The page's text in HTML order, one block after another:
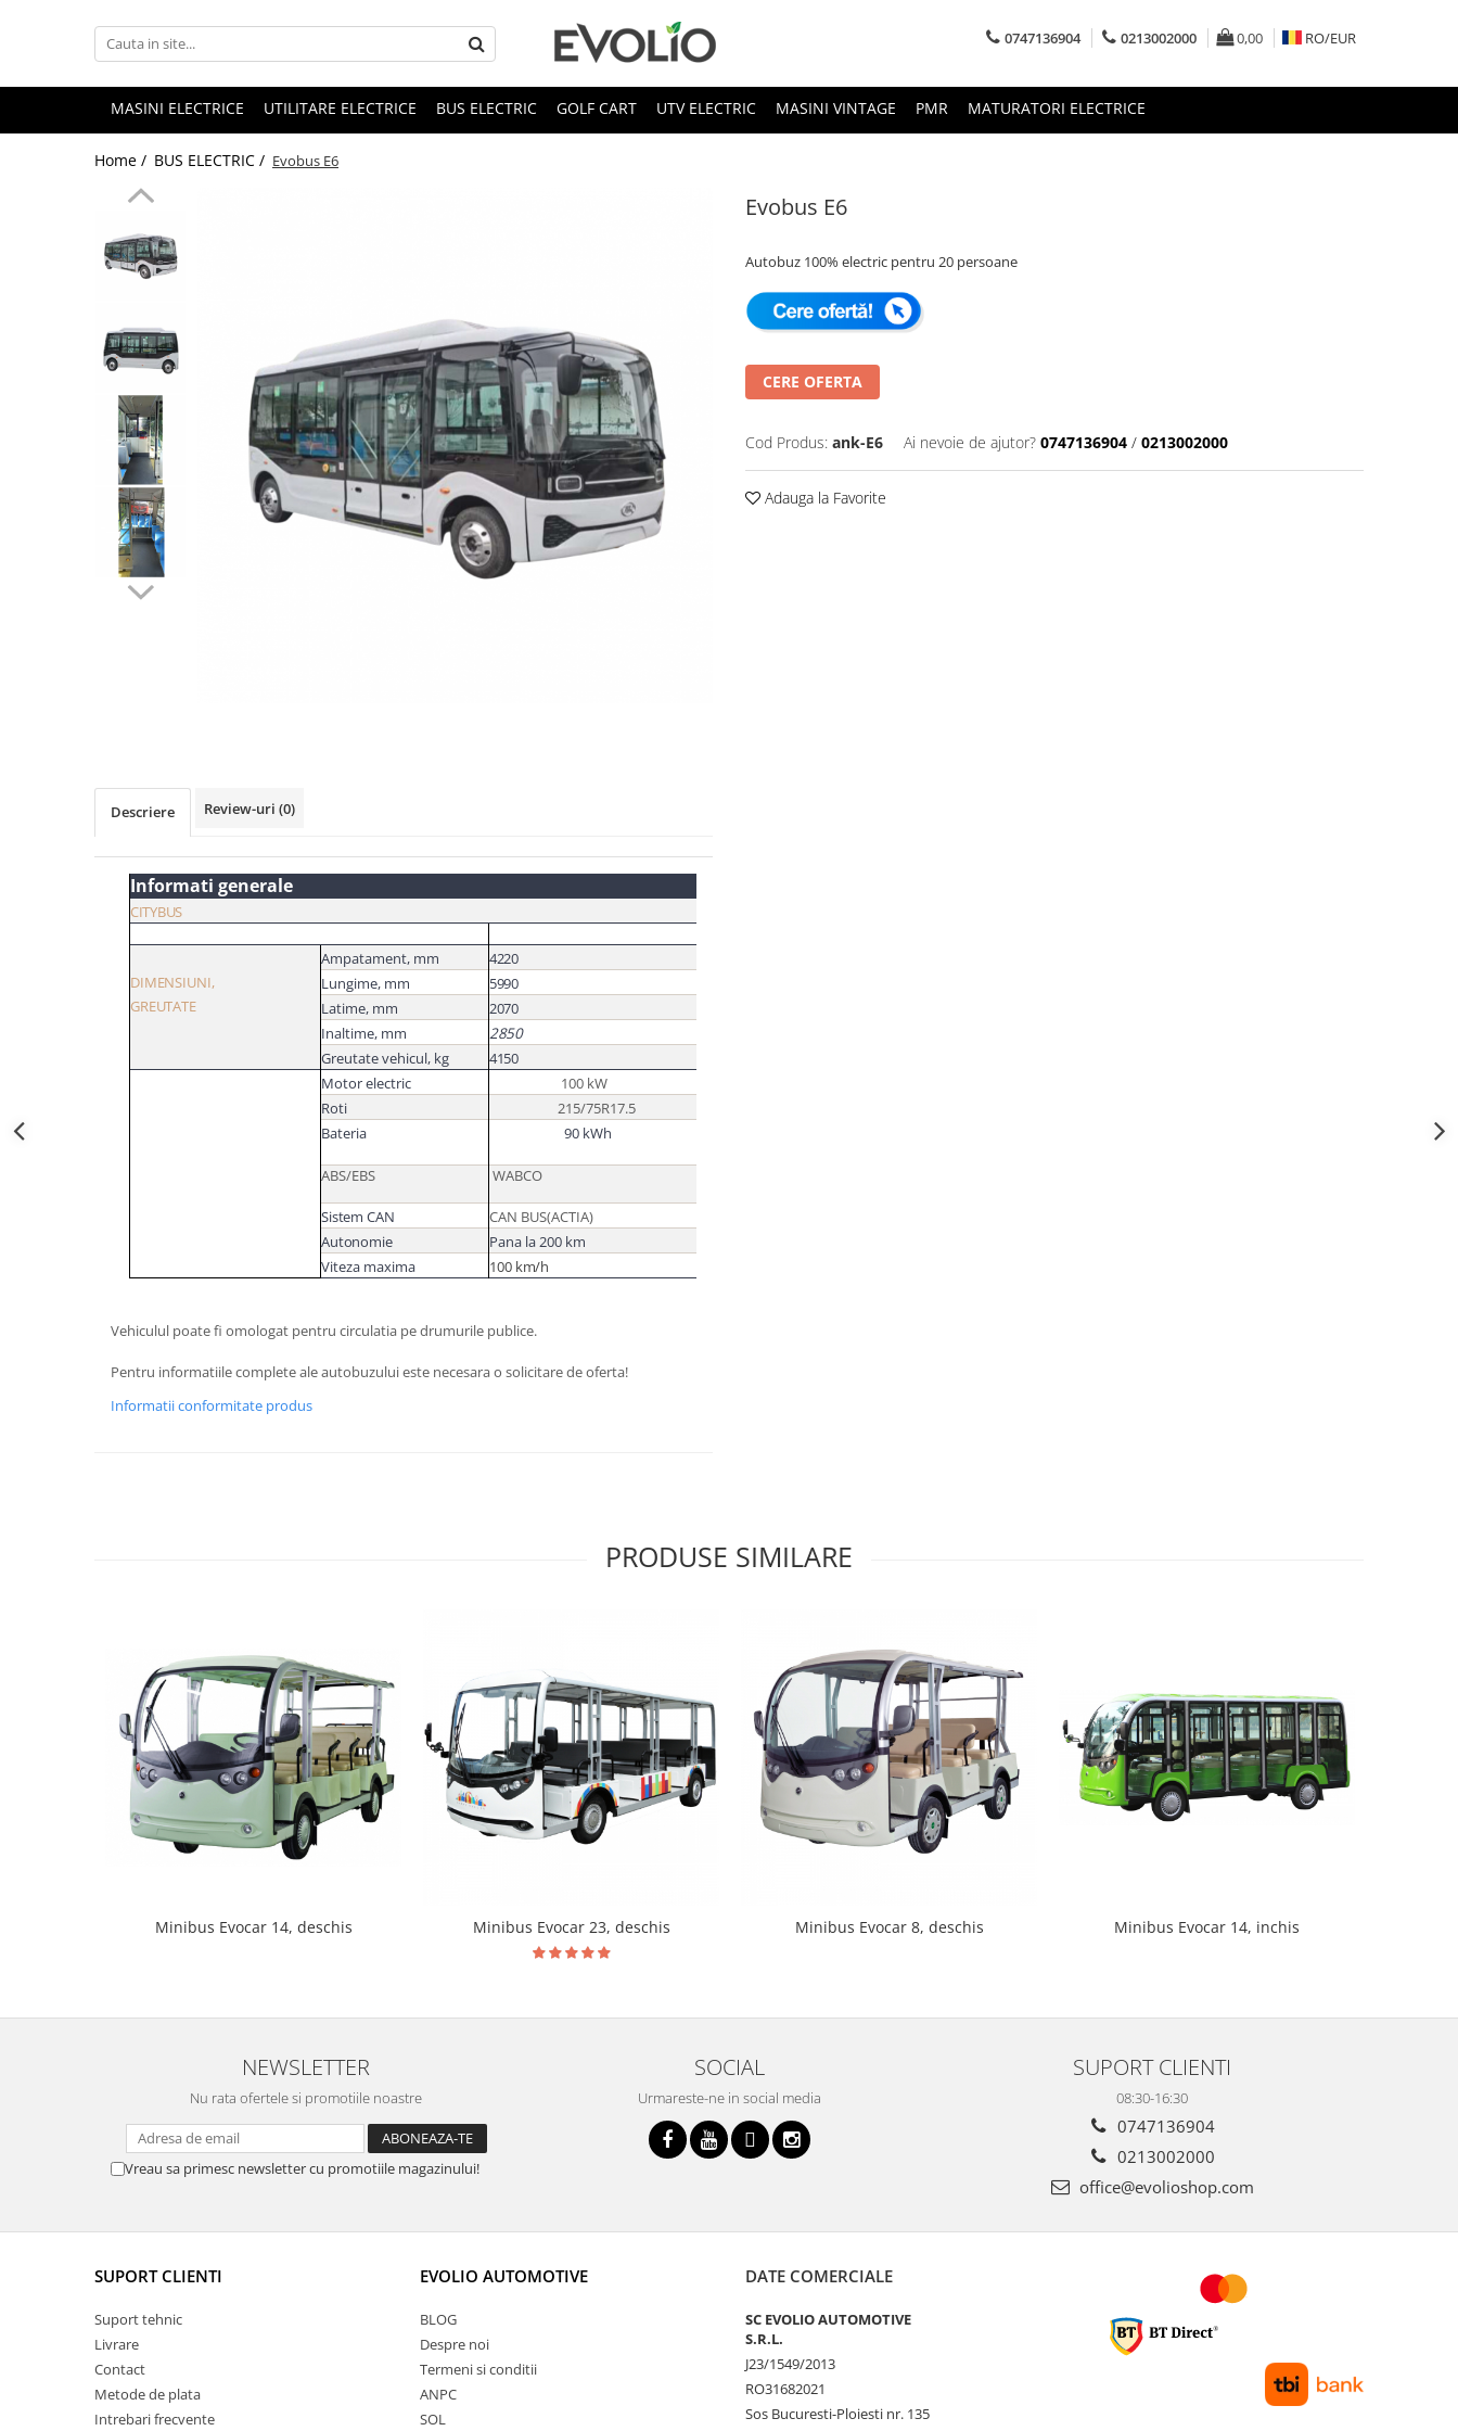
0747136904 0213002000 0,00 RO/EUR
MASINI ELECTRICE UTILITARE ELECTRICE BUS ELECTRIC GOLF CART UTV ELECTRIC MASINI VINTAGE PMR MATURATORI ELECTRICE
Home / BUS ELECTRIC / Evobus E6
Evobus E6
Autobuz 100% electric pentru 20 persoane
CERE OFERTA
Cod Produs: ank-E6 Ai nevoie de ajutor? 0747136904 / 0213002000
Adauga la Favorite
Descriere Review-uri (0)
Informati generale
CITYBUS
DIMENSIUNI,
GREUTATE
Ampatament, mm
4220
Lungime, mm
5990
Latime, mm
2070
Inaltime, mm
2850
Greutate vehicul, kg
4150
Motor electric
100 kW
Roti
215/75R17.5
Bateria
90 kWh
ABS/EBS WABCO
Sistem CAN
CAN BUS(ACTIA)
Autonomie
Pana la 200 km
Viteza maxima
100 km/h
Vehiculul poate fi omologat pentru circulatia pe drumurile publice.
Pentru informatiile complete ale autobuzului este necesara o solicitare de oferta!
Informatii conformitate produs
PRODUSE SIMILARE
Minibus Evocar 14, deschis Minibus Evocar 23, deschis Minibus Evocar 8, deschis Minibus Evocar 14, inchis
NEWSLETTER
Nu rata ofertele si promotiile noastre
Vreau sa primesc newsletter cu promotiile magazinului!
SOCIAL
Urmareste-ne in social media
SUPORT CLIENTI
08:30-16:30
0747136904
0213002000
office@evolioshop.com
SUPORT CLIENTI
Suport tehnic
Livrare
Contact
Metode de plata
Intrebari frecvente
EVOLIO AUTOMOTIVE
BLOG
Despre noi
Termeni si conditii
ANPC
SOL
DATE COMERCIALE
SC EVOLIO AUTOMOTIVE
S.R.L.
J23/1549/2013
RO31682021
Sos Bucuresti-Ploiesti nr. 135